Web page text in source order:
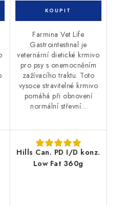
Farmina Vet Life
Gastrointestinal je
veternární dietické krmivo
pro psy s onemocněním
zažívacího traktu. Toto
vysoce stravitelné krmivo
pomáhá při obnovení
normální střevní...
Hills Can. PD I/D konz.
Low Fat 360g